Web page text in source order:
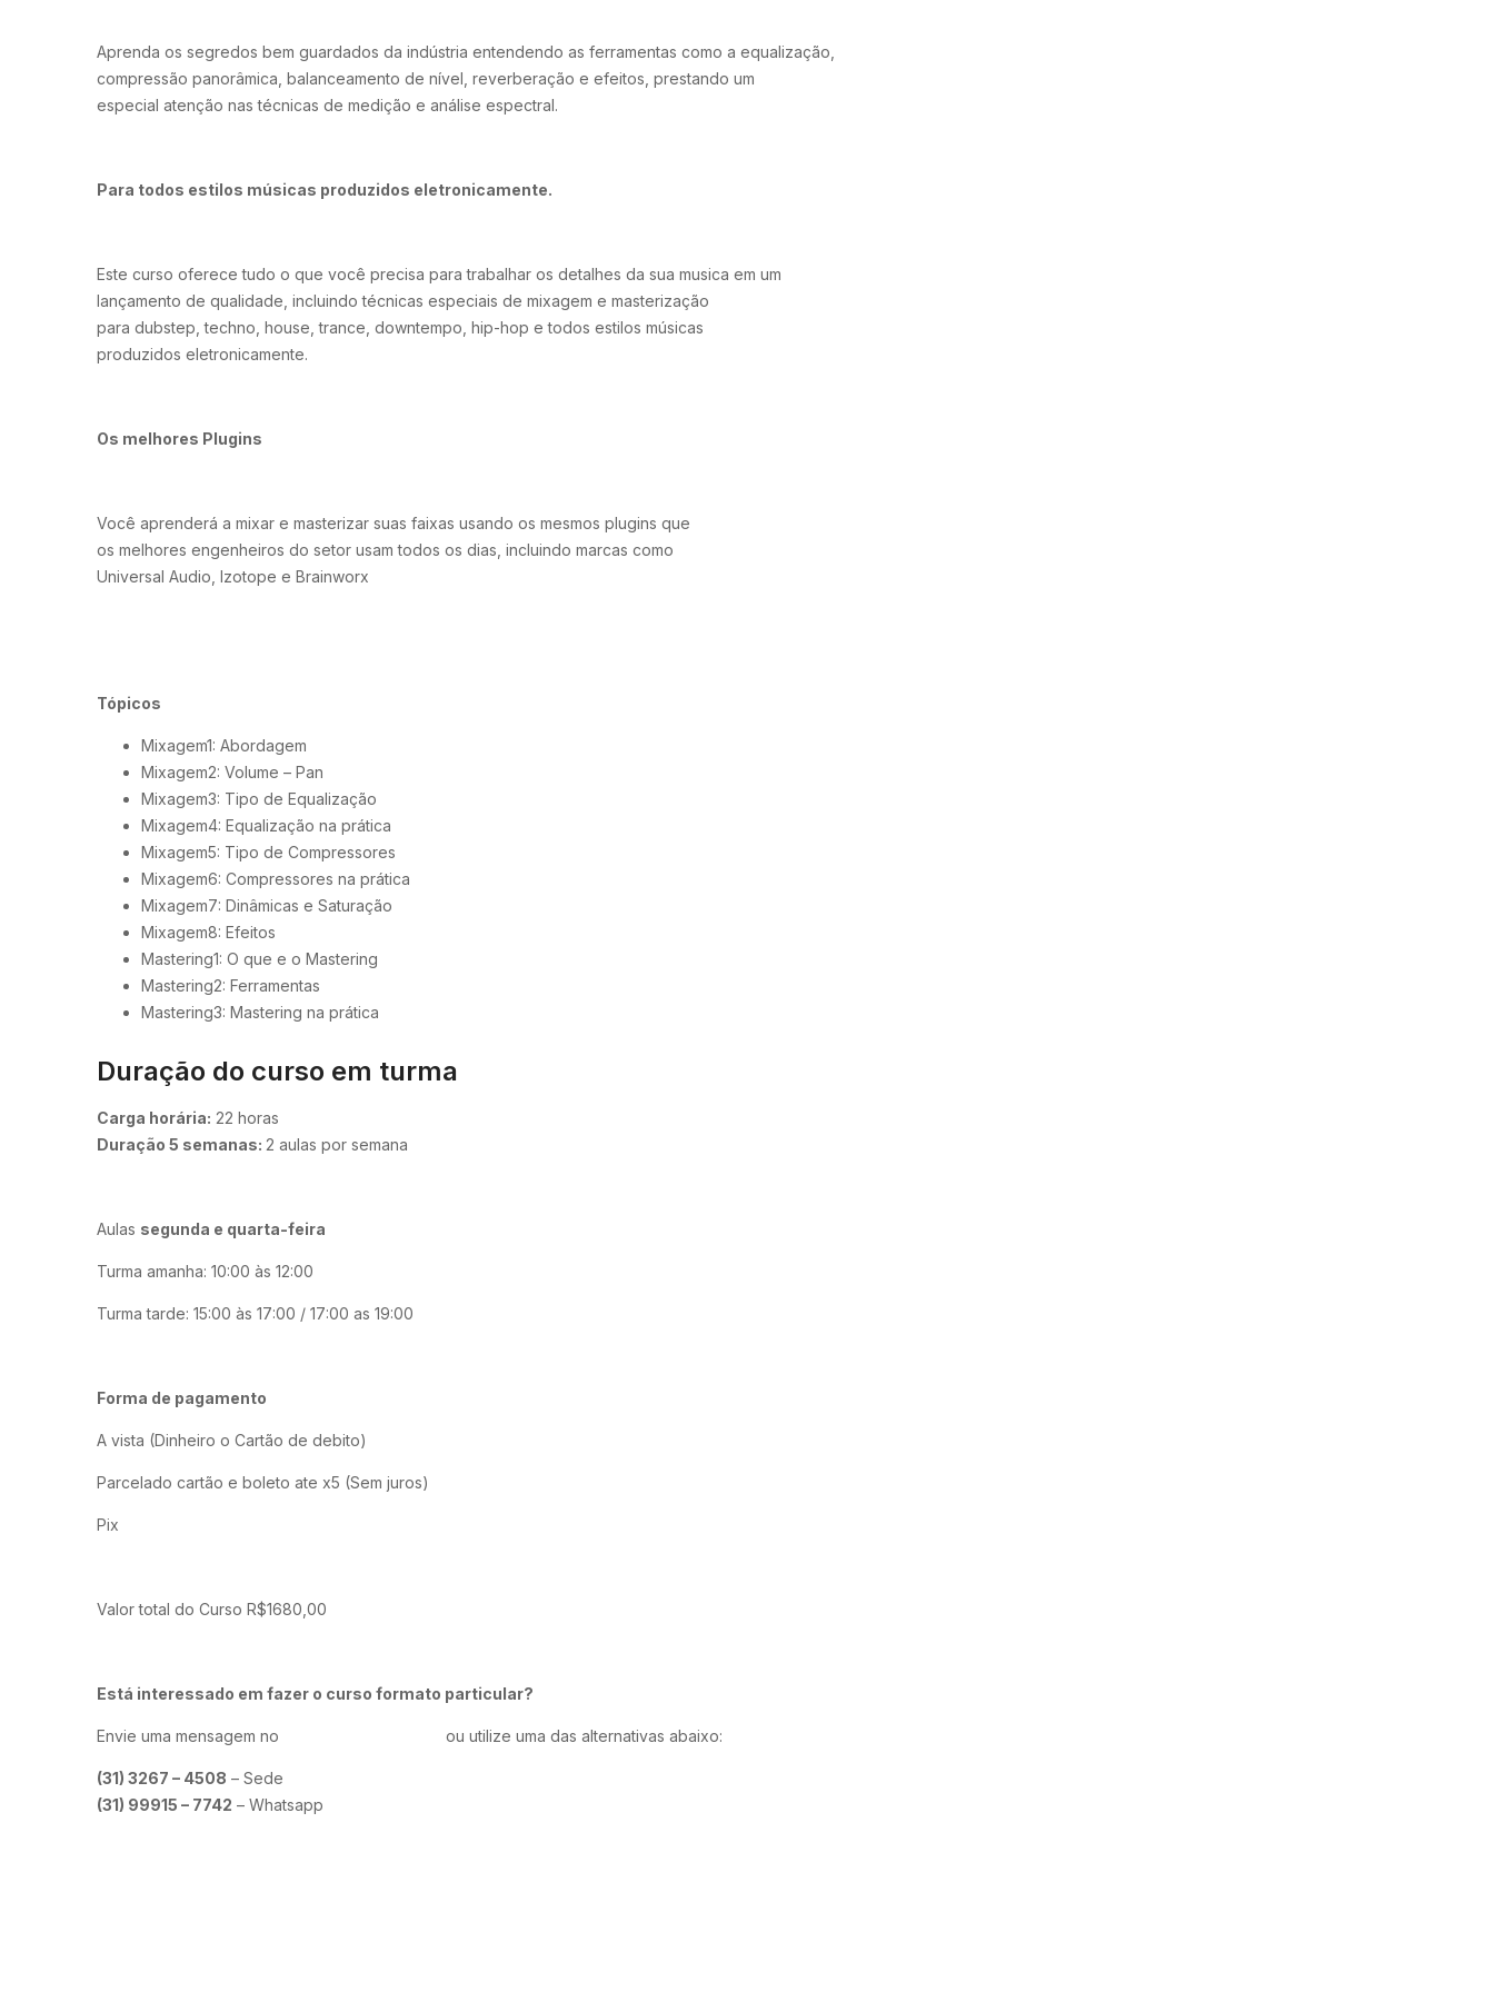
Aprenda os segredos bem guardados da indústria entendendo as ferramentas como a equalização,
compressão panorâmica, balanceamento de nível, reverberação e efeitos, prestando um
especial atenção nas técnicas de medição e análise espectral.
Para todos estilos músicas produzidos eletronicamente.
Este curso oferece tudo o que você precisa para trabalhar os detalhes da sua musica em um
lançamento de qualidade, incluindo técnicas especiais de mixagem e masterização
para dubstep, techno, house, trance, downtempo, hip-hop e todos estilos músicas
produzidos eletronicamente.
Os melhores Plugins
Você aprenderá a mixar e masterizar suas faixas usando os mesmos plugins que
os melhores engenheiros do setor usam todos os dias, incluindo marcas como
Universal Audio, Izotope e Brainworx
Tópicos
Mixagem1: Abordagem
Mixagem2: Volume – Pan
Mixagem3: Tipo de Equalização
Mixagem4: Equalização na prática
Mixagem5: Tipo de Compressores
Mixagem6: Compressores na prática
Mixagem7: Dinâmicas e Saturação
Mixagem8: Efeitos
Mastering1: O que e o Mastering
Mastering2: Ferramentas
Mastering3: Mastering na prática
Duração do curso em turma
Carga horária: 22 horas
Duração 5 semanas: 2 aulas por semana
Aulas segunda e quarta-feira
Turma amanha: 10:00 às 12:00
Turma tarde: 15:00 às 17:00 / 17:00 as 19:00
Forma de pagamento
A vista (Dinheiro o Cartão de debito)
Parcelado cartão e boleto ate x5 (Sem juros)
Pix
Valor total do Curso R$1680,00
Está interessado em fazer o curso formato particular?
Envie uma mensagem no ou utilize uma das alternativas abaixo:
(31) 3267 – 4508 – Sede
(31) 99915 – 7742 – Whatsapp